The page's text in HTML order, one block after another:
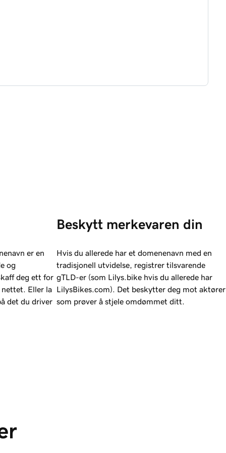
er en
og
deg ett for
nettet. Eller la
det du driver
Beskytt merkevaren din
Hvis du allerede har et domenenavn med en
tradisjonell utvidelse, registrer tilsvarende
gTLD-er (som Lilys.bike hvis du allerede har
LilysBikes.com). Det beskytter deg mot aktører
som prøver å stjele omdømmet ditt.